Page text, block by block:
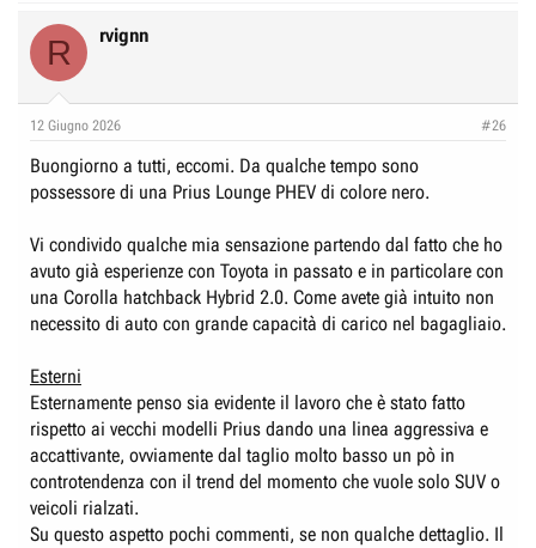
t
s
R rvignn
12 Giugno 2026 #26
Buongiorno a tutti, eccomi. Da qualche tempo sono
possessore di una Prius Lounge PHEV di colore nero.
Vi condivido qualche mia sensazione partendo dal fatto che ho
avuto già esperienze con Toyota in passato e in particolare con
una Corolla hatchback Hybrid 2.0. Come avete già intuito non
necessito di auto con grande capacità di carico nel bagagliaio.
Esterni
Esternamente penso sia evidente il lavoro che è stato fatto
rispetto ai vecchi modelli Prius dando una linea aggressiva e
accattivante, ovviamente dal taglio molto basso un pò in
controtendenza con il trend del momento che vuole solo SUV o
veicoli rialzati.
Su questo aspetto pochi commenti, se non qualche dettaglio. Il